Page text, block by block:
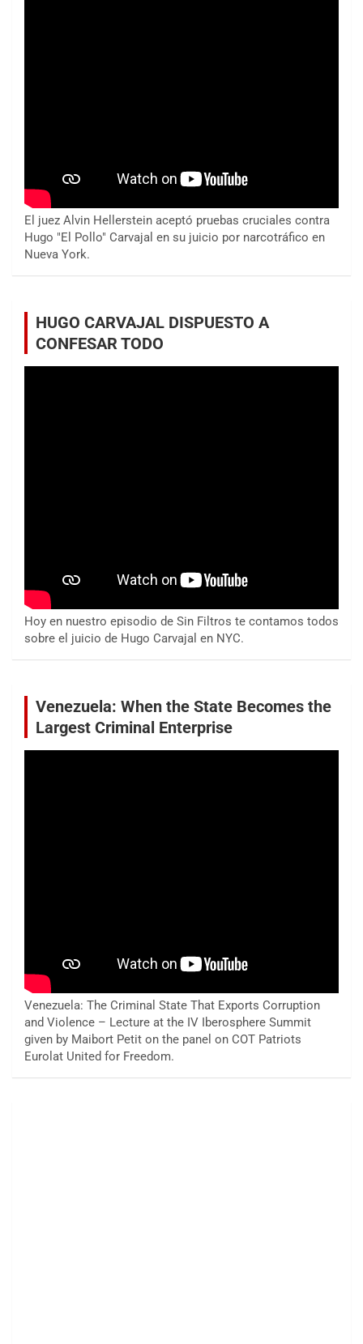
El juez Alvin Hellerstein aceptó pruebas cruciales contra
Hugo "El Pollo" Carvajal en su juicio por narcotráfico en
Nueva York.
HUGO CARVAJAL DISPUESTO A
CONFESAR TODO
Hoy en nuestro episodio de Sin Filtros te contamos todos
sobre el juicio de Hugo Carvajal en NYC.
Venezuela: When the State Becomes the
Largest Criminal Enterprise
Venezuela: The Criminal State That Exports Corruption
and Violence – Lecture at the IV Iberosphere Summit
given by Maibort Petit on the panel on COT Patriots
Eurolat United for Freedom.